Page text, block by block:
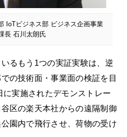
IoTビジネス部 ビジネス企画事業
長 石川太朗氏
るもう1つの実証実験は、逆
の技術面・事業面の検証を目
実施されたデモンストレー
区の楽天本社からの遠隔制御
園内で飛行させ、荷物の受け